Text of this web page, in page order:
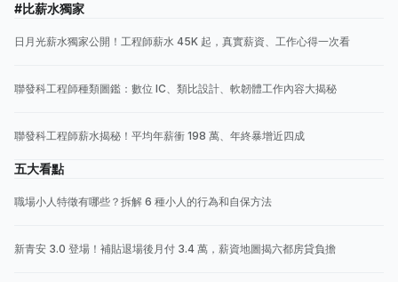
#比薪水獨家
日月光薪水獨家公開！工程師薪水 45K 起，真實薪資、工作心得一次看
聯發科工程師種類圖鑑：數位 IC、類比設計、軟韌體工作內容大揭秘
聯發科工程師薪水揭秘！平均年薪衝 198 萬、年終暴增近四成
五大看點
職場小人特徵有哪些？拆解 6 種小人的行為和自保方法
新青安 3.0 登場！補貼退場後月付 3.4 萬，薪資地圖揭六都房貸負擔